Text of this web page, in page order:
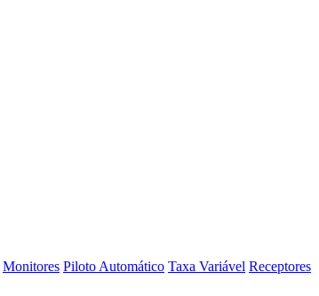
Monitores Piloto Automático Taxa Variável Receptores